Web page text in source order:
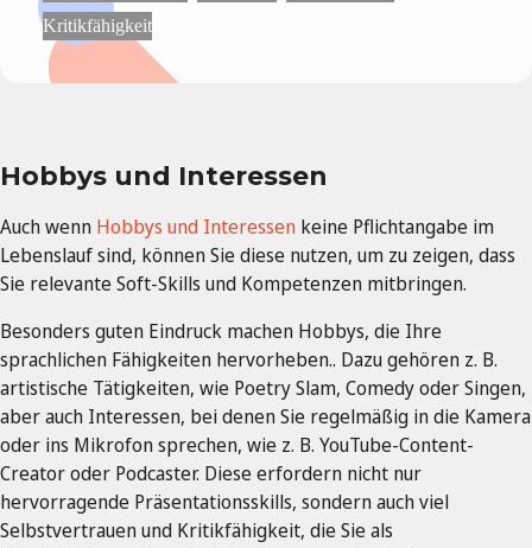
Kritikfähigkeit
Hobbys und Interessen
Auch wenn Hobbys und Interessen keine Pflichtangabe im
Lebenslauf sind, können Sie diese nutzen, um zu zeigen, dass
Sie relevante Soft-Skills und Kompetenzen mitbringen.
Besonders guten Eindruck machen Hobbys, die Ihre
sprachlichen Fähigkeiten hervorheben.. Dazu gehören z. B.
artistische Tätigkeiten, wie Poetry Slam, Comedy oder Singen,
aber auch Interessen, bei denen Sie regelmäßig in die Kamera
oder ins Mikrofon sprechen, wie z. B. YouTube-Content-
Creator oder Podcaster. Diese erfordern nicht nur
hervorragende Präsentationsskills, sondern auch viel
Selbstvertrauen und Kritikfähigkeit, die Sie als